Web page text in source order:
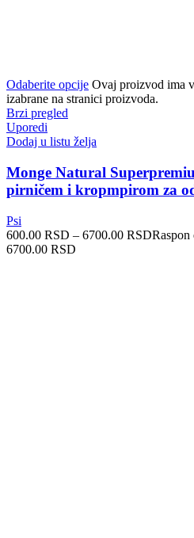
Odaberite opcije Ovaj proizvod ima
izabrane na stranici proizvoda.
Brzi pregled
Uporedi
Dodaj u listu želja
Monge Natural
pirničem i kropmpirom za
Psi
600.00 RSD – 6700.00 RSDRaspon
6700.00 RSD